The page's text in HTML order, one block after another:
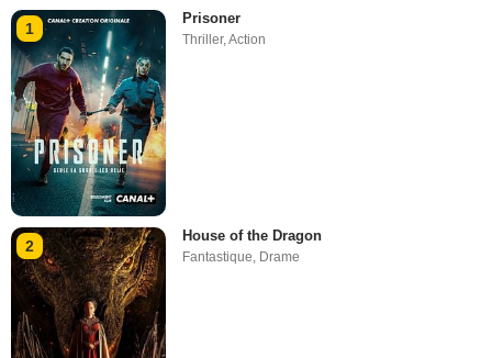
1
Prisoner
Thriller,Action
2
House of the Dragon
Fantastique, Drame